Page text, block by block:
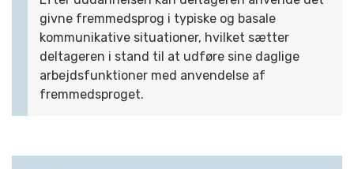
Kontakt
givne fremmedsprog i typiske og basale
kommunikative situationer, hvilket sætter
deltageren i stand til at udføre sine daglige
arbejdsfunktioner med anvendelse af
fremmedsproget.